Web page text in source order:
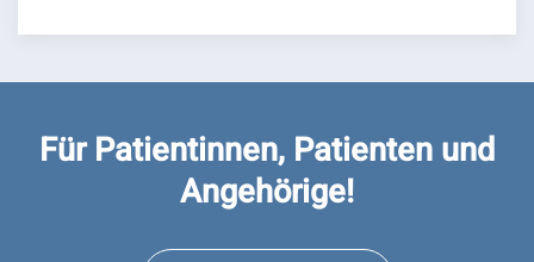
Für Patientinnen, Patienten und
Angehörige!